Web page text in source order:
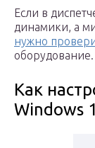
Если в
динамики, а
нужно
оборудование.
Как
Windows